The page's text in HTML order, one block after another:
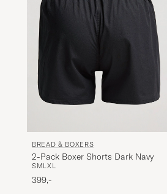
BREAD & BOXERS
2-Pack Boxer Shorts Dark Navy
SMLXL
399,-